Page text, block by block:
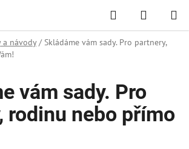
Hledat
KOŠÍK
a návody / Skládáme vám sady. Pro partnery,
vám sady. Pro
rodinu nebo přímo